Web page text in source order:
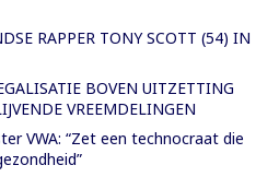
RAPPER TONY SCOTT (54) IN
BOVEN UITZETTING
VREEMDELINGEN
VWA: “Zet een technocraat die